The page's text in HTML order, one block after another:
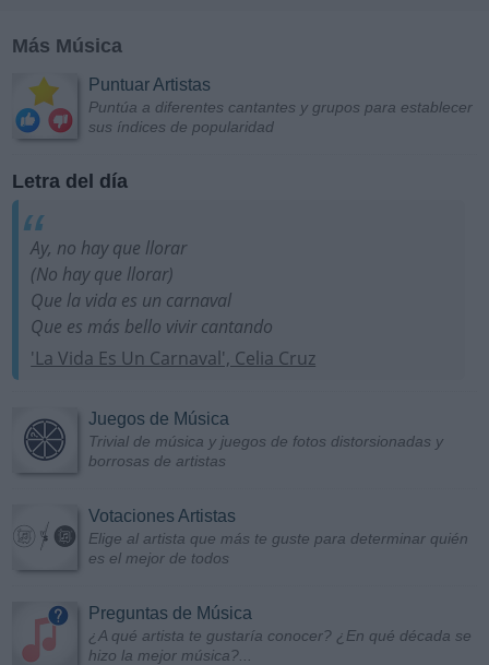
Más Música
Puntuar Artistas
Puntúa a diferentes cantantes y grupos para establecer
sus índices de popularidad
Letra del día
Ay, no hay que llorar
(No hay que llorar)
Que la vida es un carnaval
Que es más bello vivir cantando
'La Vida Es Un Carnaval', Celia Cruz
Juegos de Música
Trivial de música y juegos de fotos distorsionadas y
borrosas de artistas
Votaciones Artistas
Elige al artista que más te guste para determinar quién
es el mejor de todos
Preguntas de Música
¿A qué artista te gustaría conocer? ¿En qué década se
hizo la mejor música?...